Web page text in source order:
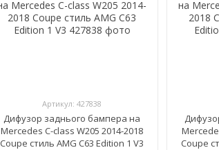
Артикул: 427838
Дифузор заднього бампера на
Mercedes C-class W205 2014-2018
Coupe стиль AMG C63 Edition 1 V3
Coupe